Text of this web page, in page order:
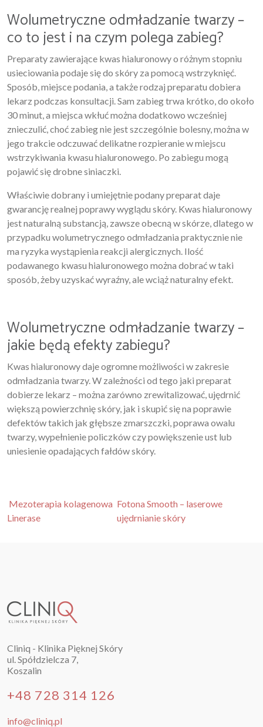
Wolumetryczne odmładzanie twarzy –
co to jest i na czym polega zabieg?
Preparaty zawierające kwas hialuronowy o różnym stopniu
usieciowania podaje się do skóry za pomocą wstrzyknięć.
Sposób, miejsce podania, a także rodzaj preparatu dobiera
lekarz podczas konsultacji. Sam zabieg trwa krótko, do około
30 minut, a miejsca wkłuć można dodatkowo wcześniej
znieczulić, choć zabieg nie jest szczególnie bolesny, można w
jego trakcie odczuwać delikatne rozpieranie w miejscu
wstrzykiwania kwasu hialuronowego. Po zabiegu mogą
pojawić się drobne siniaczki.
Właściwie dobrany i umiejętnie podany preparat daje
gwarancję realnej poprawy wyglądu skóry. Kwas hialuronowy
jest naturalną substancją, zawsze obecną w skórze, dlatego w
przypadku wolumetrycznego odmładzania praktycznie nie
ma ryzyka wystąpienia reakcji alergicznych. Ilość
podawanego kwasu hialuronowego można dobrać w taki
sposób, żeby uzyskać wyraźny, ale wciąż naturalny efekt.
Wolumetryczne odmładzanie twarzy –
jakie będą efekty zabiegu?
Kwas hialuronowy daje ogromne możliwości w zakresie
odmładzania twarzy. W zależności od tego jaki preparat
dobierze lekarz – można zarówno zrewitalizować, ujędrnić
większą powierzchnię skóry, jak i skupić się na poprawie
defektów takich jak głębsze zmarszczki, poprawa owalu
twarzy, wypełnienie policzków czy powiększenie ust lub
uniesienie opadających fałdów skóry.
Nawigacja po artykułach
Mezoterapia kolagenowa
Linerase
Fotona Smooth – laserowe
ujędrnianie skóry
Cliniq - Klinika Pięknej Skóry
ul. Spółdzielcza 7,
Koszalin
+48 728 314 126
info@cliniq.pl